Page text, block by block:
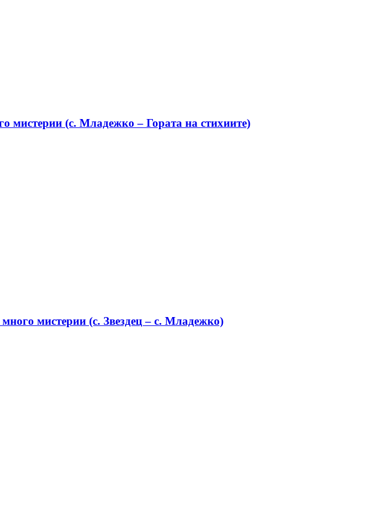
мистерии (с. Младежко – Гората на стихиите)
мистерии (с. Звездец – с. Младежко)